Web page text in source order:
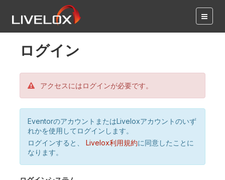
ログイン
アクセスにはログインが必要です。
EventorのアカウントまたはLiveloxアカウントのいず
れかを使用してログインします。
ログインすると、
Livelox利用規約に同意したことに
なります。